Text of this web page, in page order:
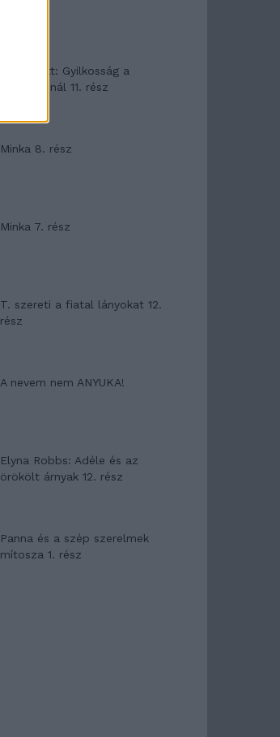
T. Barnett: Gyilkosság a
Garda-tónál 11. rész
Minka 8. rész
Minka 7. rész
T. szereti a fiatal lányokat 12.
rész
A nevem nem ANYUKA!
Elyna Robbs: Adéle és az
örökölt árnyak 12. rész
Panna és a szép szerelmek
mítosza 1. rész